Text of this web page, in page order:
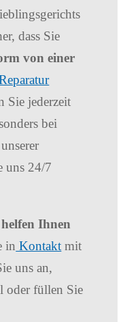
dass Sie
von einer
Sie jederzeit
bei
uns 24/7
Ihnen
in Kontakt mit
uns an,
oder füllen Sie